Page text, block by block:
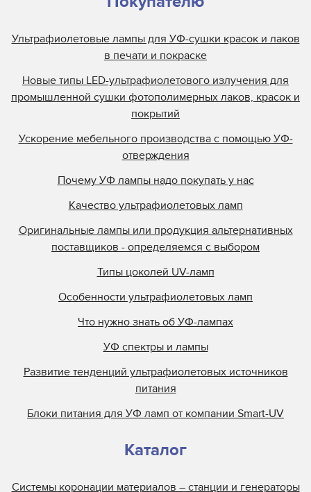
Ультрафиолетовые лампы для УФ-сушки красок и лаков
в печати и покраске
Новые типы LED-ультрафиолетового излучения для
промышленной сушки фотополимерных лаков, красок и
покрытий
Ускорение мебельного производства с помощью УФ-
отверждения
Почему УФ лампы надо покупать у нас
Качество ультрафиолетовых ламп
Оригинальные лампы или продукция альтернативных
поставщиков - определяемся с выбором
Типы цоколей UV-ламп
Особенности ультрафиолетовых ламп
Что нужно знать об УФ-лампах
УФ спектры и лампы
Развитие тенденций ультрафиолетовых источников
питания
Блоки питания для УФ ламп от компании Smart-UV
Каталог
Системы коронации материалов – станции и генераторы